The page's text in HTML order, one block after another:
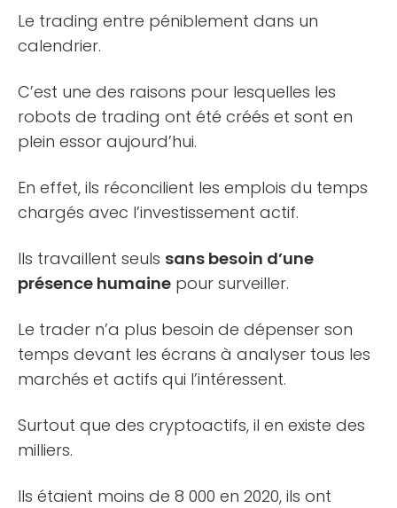
Le trading entre péniblement dans un
calendrier.
C’est une des raisons pour lesquelles les
robots de trading ont été créés et sont en
plein essor aujourd’hui.
En effet, ils réconcilient les emplois du temps
chargés avec l’investissement actif.
Ils travaillent seuls sans besoin d’une
présence humaine pour surveiller.
Le trader n’a plus besoin de dépenser son
temps devant les écrans à analyser tous les
marchés et actifs qui l’intéressent.
Surtout que des cryptoactifs, il en existe des
milliers.
Ils étaient moins de 8 000 en 2020, ils ont